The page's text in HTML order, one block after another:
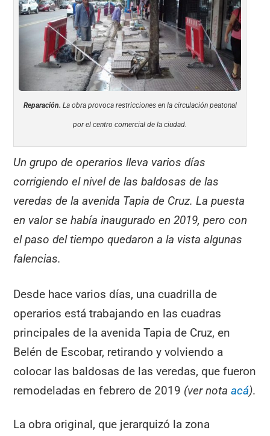
Reparación. La obra provoca restricciones en la circulación peatonal
por el centro comercial de la ciudad.
Un grupo de operarios lleva varios días
corrigiendo el nivel de las baldosas de las
veredas de la avenida Tapia de Cruz. La puesta
en valor se había inaugurado en 2019, pero con
el paso del tiempo quedaron a la vista algunas
falencias.
Desde hace varios días, una cuadrilla de
operarios está trabajando en las cuadras
principales de la avenida Tapia de Cruz, en
Belén de Escobar, retirando y volviendo a
colocar las baldosas de las veredas, que fueron
remodeladas en febrero de 2019 (ver notaacá).
La obra original, que jerarquizó la zona